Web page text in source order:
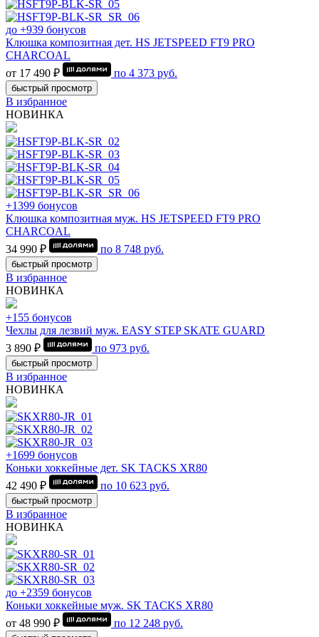
до +939 бонусов
Клюшка композитная дет. HS JETSPEED FT9 PRO
CHARCOAL
от 17 490 ₽
по 4 373 руб.
быстрый просмотр
В избранное
НОВИНКА
+1399 бонусов
Клюшка композитная муж. HS JETSPEED FT9 PRO
CHARCOAL
34 990 ₽
по 8 748 руб.
быстрый просмотр
В избранное
НОВИНКА
+155 бонусов
Чехлы для лезвий муж. EASY STEP SKATE GUARD
3 890 ₽
по 973 руб.
быстрый просмотр
В избранное
НОВИНКА
+1699 бонусов
Коньки хоккейные дет. SK TACKS XR80
42 490 ₽
по 10 623 руб.
быстрый просмотр
В избранное
НОВИНКА
до +2359 бонусов
Коньки хоккейные муж. SK TACKS XR80
от 48 990 ₽
по 12 248 руб.